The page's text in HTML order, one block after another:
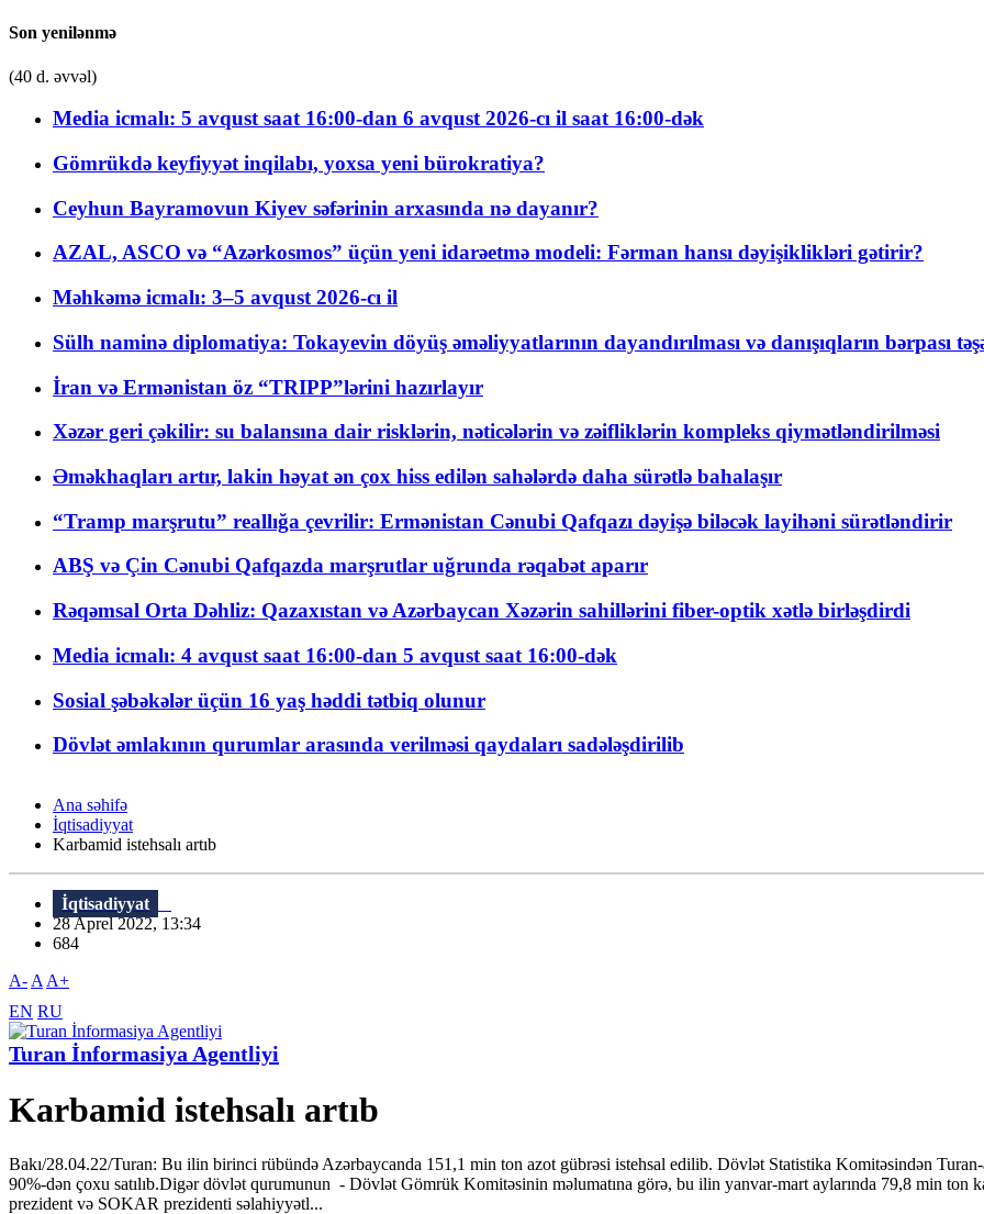
Son yenilənmə
(40 d. əvvəl)
Media icmalı: 5 avqust saat 16:00-dan 6 avqust 2026-cı il saat 16:00-dək
Gömrükdə keyfiyyət inqilabı, yoxsa yeni bürokratiya?
Ceyhun Bayramovun Kiyev səfərinin arxasında nə dayanır?
AZAL, ASCO və “Azərkosmos” üçün yeni idarəetmə modeli: Fərman hansı dəyişiklikləri gətirir?
Məhkəmə icmalı: 3–5 avqust 2026-cı il
Sülh naminə diplomatiya: Tokayevin döyüş əməliyyatlarının dayandırılması və danışıqların bərpası
İran və Ermənistan öz “TRIPP”lərini hazırlayır
Xəzər geri çəkilir: su balansına dair risklərin, nəticələrin və zəifliklərin kompleks qiymətləndirilməsi
Əməkhaqları artır, lakin həyat ən çox hiss edilən sahələrdə daha sürətlə bahalaşır
“Tramp marşrutu” reallığa çevrilir: Ermənistan Cənubi Qafqazı dəyişə biləcək layihəni sürətləndirir
ABŞ və Çin Cənubi Qafqazda marşrutlar uğrunda rəqabət aparır
Rəqəmsal Orta Dəhliz: Qazaxıstan və Azərbaycan Xəzərin sahillərini fiber-optik xətlə birləşdirdi
Media icmalı: 4 avqust saat 16:00-dan 5 avqust saat 16:00-dək
Sosial şəbəkələr üçün 16 yaş həddi tətbiq olunur
Dövlət əmlakının qurumlar arasında verilməsi qaydaları sadələşdirilib
Ana səhifə
İqtisadiyyat
Karbamid istehsalı artıb
İqtisadiyyat
28 Aprel 2022, 13:34
684
A- A A+
EN RU
Turan İnformasiya Agentliyi
Karbamid istehsalı artıb
Bakı/28.04.22/Turan: Bu ilin birinci rübündə Azərbaycanda 151,1 min ton azot gübrəsi istehsal edilib. Dövlət Statistika Komitəsindən
90%-dən çoxu satılıb.Digər dövlət qurumunun - Dövlət Gömrük Komitəsinin məlumatına görə, bu ilin yanvar-mart aylarında 79,8 min ton
prezident və SOKAR prezidenti səlahiyyətl...